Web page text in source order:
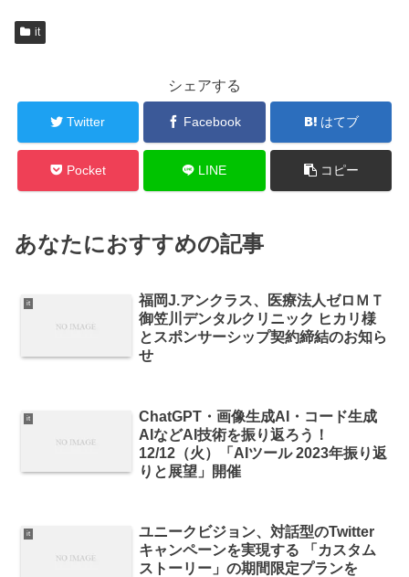
it
シェアする
Twitter Facebook はてブ
Pocket LINE コピー
あなたにおすすめの記事
it
福岡J.アンクラス、医療法人ゼロＭＴ
御笠川デンタルクリニック ヒカリ様
とスポンサーシップ契約締結のお知ら
せ
it
ChatGPT・画像生成AI・コード生成
AIなどAI技術を振り返ろう！
12/12（火）「AIツール 2023年振り返
りと展望」開催
it
ユニークビジョン、対話型のTwitter
キャンペーンを実現する 「カスタム
ストーリー」の期間限定プランを